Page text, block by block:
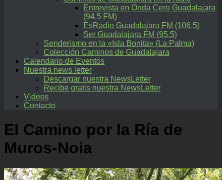
Entrevista en Onda Cero Guadalajara
(94.5 FM)
EsRadio Guadalajara FM (106,5)
Ser Guadalajara FM (95,5)
Senderismo en la «Isla Bonita» (La Palma)
Colección Caminos de Guadalajara
Calendario de Eventos
Nuestra news letter
Descargar nuestra NewsLetter
Recibe gratis nuestra NewsLetter
Videos
Contacto
El Camino por la Ría de
Muros-Noia